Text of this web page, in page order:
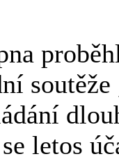
letos